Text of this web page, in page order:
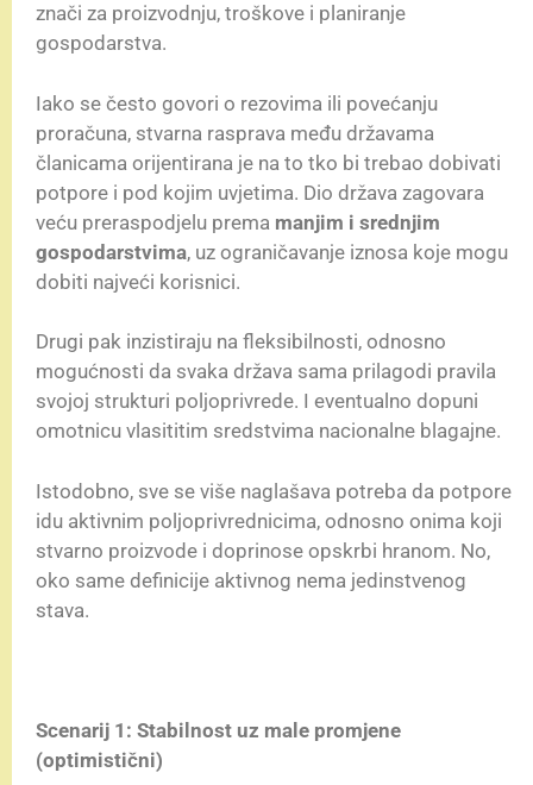
znači za proizvodnju, troškove i planiranje
gospodarstva.
Iako se često govori o rezovima ili povećanju
proračuna, stvarna rasprava među državama
članicama orijentirana je na to tko bi trebao dobivati
potpore i pod kojim uvjetima. Dio država zagovara
veću preraspodjelu prema manjim i srednjim
gospodarstvima, uz ograničavanje iznosa koje mogu
dobiti najveći korisnici.
Drugi pak inzistiraju na fleksibilnosti, odnosno
mogućnosti da svaka država sama prilagodi pravila
svojoj strukturi poljoprivrede. I eventualno dopuni
omotnicu vlasititim sredstvima nacionalne blagajne.
Istodobno, sve se više naglašava potreba da potpore
idu aktivnim poljoprivrednicima, odnosno onima koji
stvarno proizvode i doprinose opskrbi hranom. No,
oko same definicije aktivnog nema jedinstvenog
stava.
Scenarij 1: Stabilnost uz male promjene
(optimistični)